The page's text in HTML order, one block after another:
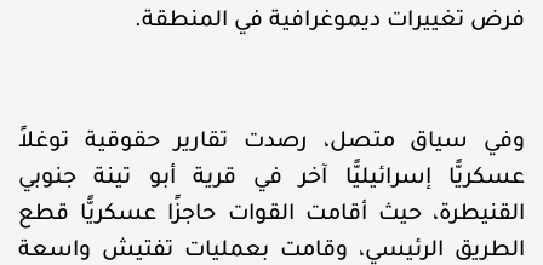
فرض تغييرات ديموغرافية في المنطقة.
وفي سياق متصل، رصدت تقارير حقوقية توغلاً
عسكريًّا إسرائيليًّا آخر في قرية أبو تينة جنوبي
القنيطرة، حيث أقامت القوات حاجزًا عسكريًّا قطع
الطريق الرئيسي، وقامت بعمليات تفتيش واسعة